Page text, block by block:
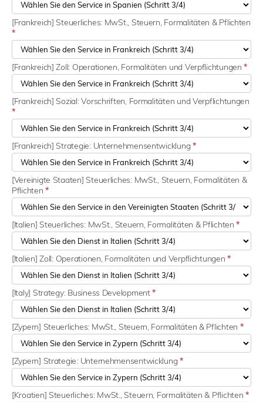
[Frankreich] Steuerliches: MwSt., Steuern, Formalitäten & Pflichten
*
[Frankreich] Zoll: Operationen, Formalitäten und Verpflichtungen*
[Frankreich] Sozial: Vorschriften, Formalitäten und Verpflichtungen
*
[Frankreich] Strategie: Unternehmensentwicklung*
[Vereinigte Staaten] Steuerliches: MwSt., Steuern, Formalitäten &
Pflichten*
[Italien] Steuerliches: MwSt., Steuern, Formalitäten & Pflichten*
[Italien] Zoll: Operationen, Formalitäten und Verpflichtungen*
[Italy] Strategy: Business Development*
[Zypern] Steuerliches: MwSt., Steuern, Formalitäten & Pflichten *
[Zypern] Strategie: Unternehmensentwicklung*
[Kroatien] Steuerliches: MwSt., Steuern, Formalitäten & Pflichten*